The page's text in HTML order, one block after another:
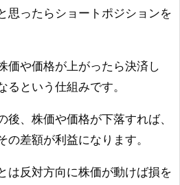
思ったらショートポジションを
価や価格が上がったら決済し
るという仕組みです。
後、株価や価格が下落すれば、
の差額が利益になります。
は反対方向に株価が動けば損を